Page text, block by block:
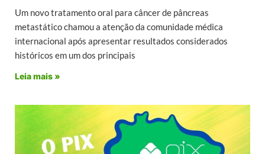
Um novo tratamento oral para câncer de pâncreas
metastático chamou a atenção da comunidade médica
internacional após apresentar resultados considerados
históricos em um dos principais
Leia mais »